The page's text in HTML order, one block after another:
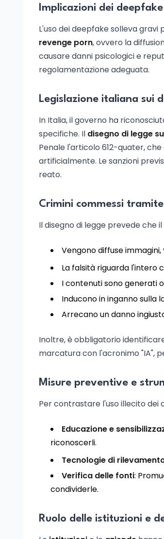
Implicazioni dei
L'uso dei deepfake solleva
revenge porn, ovvero la
causare danni psicologici e
regolamentazione adeguata.
Legislazione italiana sui
In Italia, il governo ha
specifiche. Il disegno di legge
Penale l'articolo 612-quater,
artificialmente. Le sanzioni
reato.
Crimini commessi
Il disegno di legge prevede che
Vengono diffuse
La falsità riguarda l'intero
I contenuti sono generati
Inducono in inganno sulla
Arrecano un danno
Inoltre, è obbligatorio
marcatura con l'acronimo "IA",
Misure preventive e
Per contrastare l'uso illecito
Educazione e
riconoscerli.
Tecnologie di
Verifica delle fonti:
condividerle.
Ruolo delle istituzioni e